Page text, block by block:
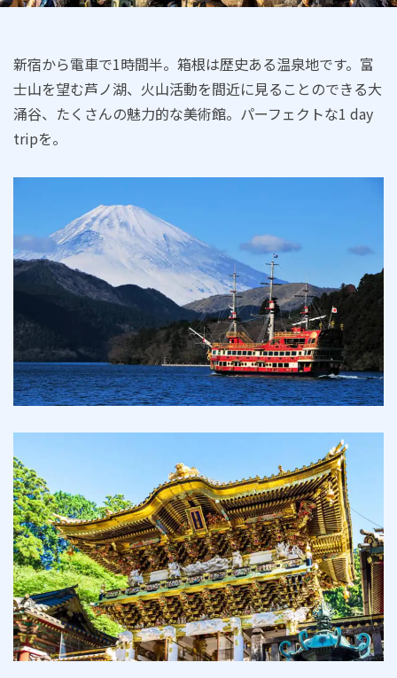
新宿から電車で1時間半。箱根は歴史ある温泉地です。富
士山を望む芦ノ湖、火山活動を間近に見ることのできる大
涌谷、たくさんの魅力的な美術館。パーフェクトな1 day
tripを。